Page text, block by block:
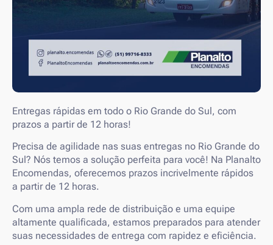
Entregas rápidas em todo o Rio Grande do Sul, com
prazos a partir de 12 horas!
Precisa de agilidade nas suas entregas no Rio Grande do
Sul? Nós temos a solução perfeita para você! Na Planalto
Encomendas, oferecemos prazos incrivelmente rápidos
a partir de 12 horas.
Com uma ampla rede de distribuição e uma equipe
altamente qualificada, estamos preparados para atender
suas necessidades de entrega com rapidez e eficiência.